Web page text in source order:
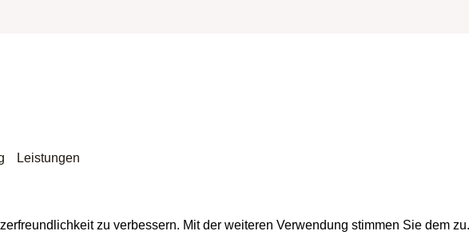
Leistungen
zu verbessern. Mit der weiteren Verwendung stimmen Sie dem zu.